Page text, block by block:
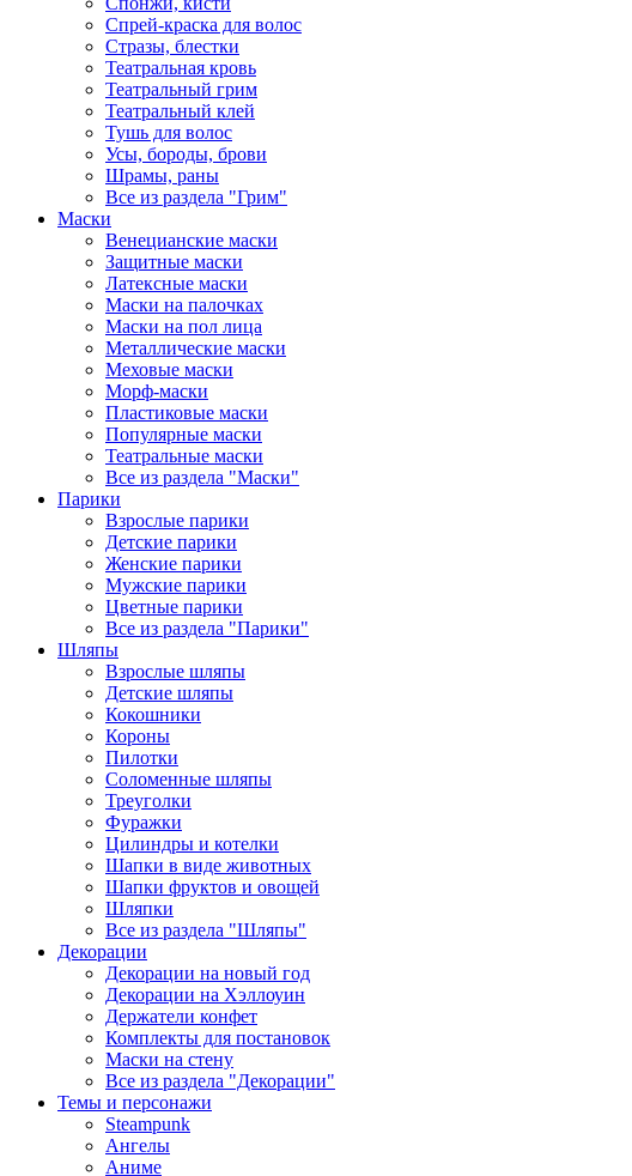
Спрей-краска для волос
Стразы, блестки
Театральная кровь
Театральный грим
Театральный клей
Тушь для волос
Усы, бороды, брови
Шрамы, раны
Все из раздела "Грим"
Маски
Венецианские маски
Защитные маски
Латексные маски
Маски на палочках
Маски на пол лица
Металлические маски
Меховые маски
Морф-маски
Пластиковые маски
Популярные маски
Театральные маски
Все из раздела "Маски"
Парики
Взрослые парики
Детские парики
Женские парики
Мужские парики
Цветные парики
Все из раздела "Парики"
Шляпы
Взрослые шляпы
Детские шляпы
Кокошники
Короны
Пилотки
Соломенные шляпы
Треуголки
Фуражки
Цилиндры и котелки
Шапки в виде животных
Шапки фруктов и овощей
Шляпки
Все из раздела "Шляпы"
Декорации
Декорации на новый год
Декорации на Хэллоуин
Держатели конфет
Комплекты для постановок
Маски на стену
Все из раздела "Декорации"
Темы и персонажи
Steampunk
Ангелы
Аниме